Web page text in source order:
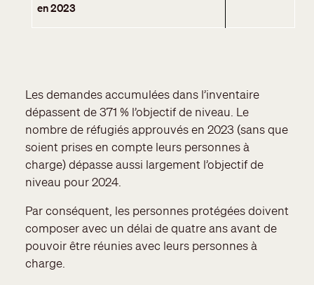
en 2023
Les demandes accumulées dans l’inventaire
dépassent de 371 % l’objectif de niveau. Le
nombre de réfugiés approuvés en 2023 (sans que
soient prises en compte leurs personnes à
charge) dépasse aussi largement l’objectif de
niveau pour 2024.
Par conséquent, les personnes protégées doivent
composer avec un délai de quatre ans avant de
pouvoir être réunies avec leurs personnes à
charge.